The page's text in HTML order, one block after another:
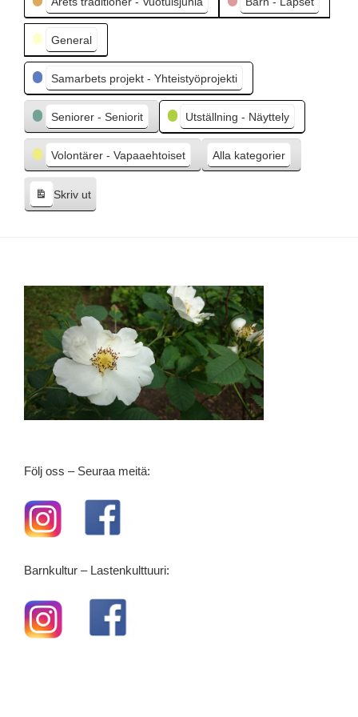
e
g
e
n
d
e
General
Samarbets projekt - Yhteistyöprojekti
Seniorer - Seniorit Utställning - Näyttely
Volontärer - Vapaaehtoiset Alla kategorier
Skriv ut
Följ oss – Seuraa meitä:
Barnkultur – Lastenkulttuuri: